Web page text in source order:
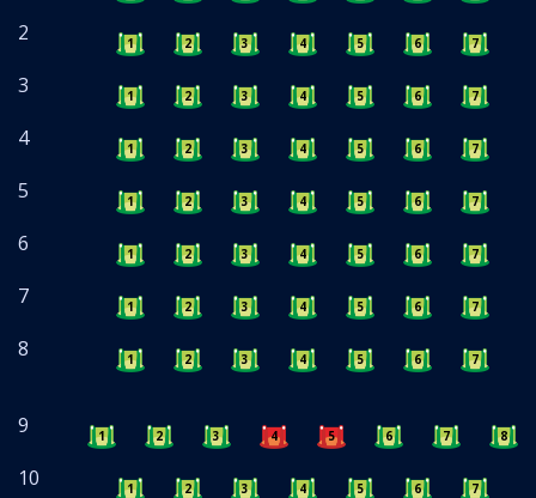
2 1 2 3 4 5 6 7
3 1 2 3 4 5 6 7
4 1 2 3 4 5 6 7
5 1 2 3 4 5 6 7
6 1 2 3 4 5 6 7
7 1 2 3 4 5 6 7
8 1 2 3 4 5 6 7
9 1 2 3 4 5 6 7 8
10 1 2 3 4 5 6 7